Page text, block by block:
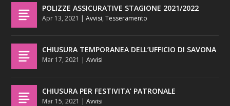
POLIZZE ASSICURATIVE STAGIONE 2021/2022
Apr 13, 2021 |Avvisi,Tesseramento
CHIUSURA TEMPORANEA DELL’UFFICIO DI SAVONA
Mar 17, 2021 |Avvisi
CHIUSURA PER FESTIVITA’ PATRONALE
Mar 15, 2021 |Avvisi